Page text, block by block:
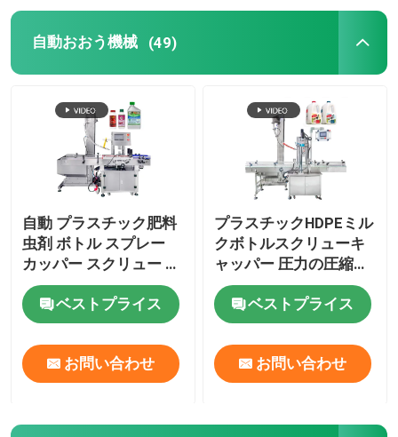
ソース充填機
半自動ラベルのアプリケーター
カスタムパッケージラベル
自動おおう機械 (49)
自動 プラスチック肥料
虫剤 ボトル スプレー
カッパー スクリュー カ
ッパー マシン 4 輪
ベストプライス
お問い合わせ
プラスチックHDPEミル
クボトルスクリューキ
ャッパー 圧力の圧縮ロ
ックスクリューキャッ
パーマシン
ベストプライス
お問い合わせ